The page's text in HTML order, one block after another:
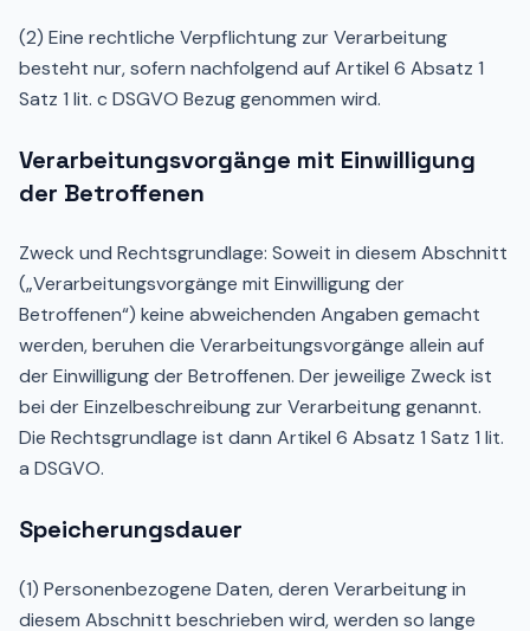
(2) Eine rechtliche Verpflichtung zur Verarbeitung
besteht nur, sofern nachfolgend auf Artikel 6 Absatz 1
Satz 1 lit. c DSGVO Bezug genommen wird.
Verarbeitungsvorgänge mit Einwilligung
der Betroffenen
Zweck und Rechtsgrundlage: Soweit in diesem Abschnitt
(„Verarbeitungsvorgänge mit Einwilligung der
Betroffenen“) keine abweichenden Angaben gemacht
werden, beruhen die Verarbeitungsvorgänge allein auf
der Einwilligung der Betroffenen. Der jeweilige Zweck ist
bei der Einzelbeschreibung zur Verarbeitung genannt.
Die Rechtsgrundlage ist dann Artikel 6 Absatz 1 Satz 1 lit.
a DSGVO.
Speicherungsdauer
(1) Personenbezogene Daten, deren Verarbeitung in
diesem Abschnitt beschrieben wird, werden so lange